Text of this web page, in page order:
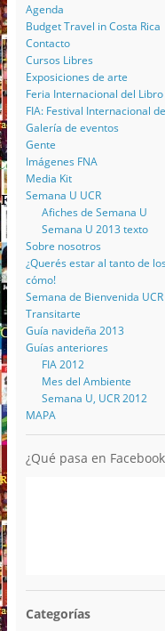
Agenda
Budget Travel in Costa Rica
Contacto
Cursos Libres
Exposiciones de arte
Feria Internacional del Libro
FIA: Festival Internacional
Galería de eventos
Gente
Imágenes FNA
Media Kit
Semana U UCR
Afiches de Semana U
Semana U 2013 texto
Sobre nosotros
¿Querés estar al tanto de
cómo!
Semana de Bienvenida
Transitarte
Guía navideña 2013
Guías anteriores
FIA 2012
Mes del Ambiente
Semana U, UCR 2012
MAPA
¿Qué pasa en
Categorías